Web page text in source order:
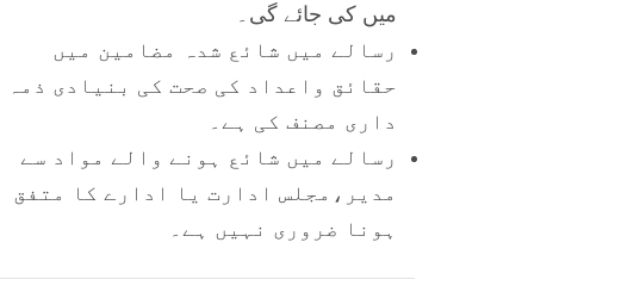
میں کی جائے گی۔
رسالے میں شائع شدہ مضامین میں
حقائق واعداد کی صحت کی بنیادی ذمہ
داری مصنف کی ہے۔
رسالے میں شائع ہونے والے مواد سے
مدیر،مجلس ادارت یا ادارے کا متفق
ہونا ضروری نہیں ہے۔